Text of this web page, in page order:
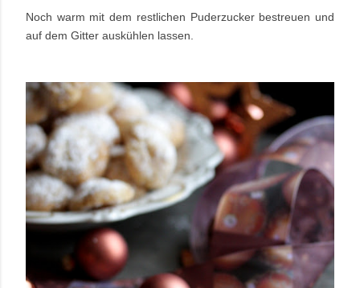
Noch warm mit dem restlichen Puderzucker bestreuen und
auf dem Gitter auskühlen lassen.